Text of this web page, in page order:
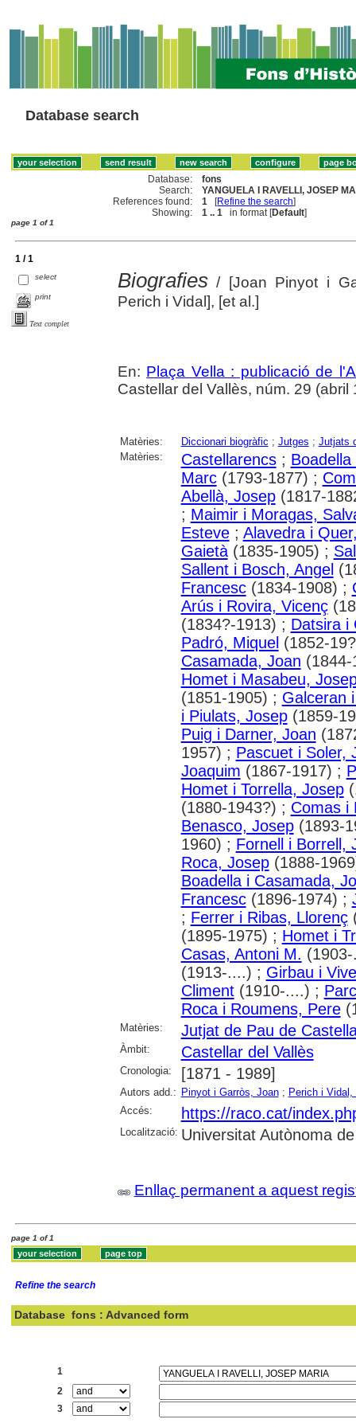
Database search
Database:
fons
Search:
YANGUELA I RAVELLI, JOSEP
References found:
1 [Refine the search]
Showing:
1 .. 1 in format [Default]
page 1 of 1
1 / 1
select
print
Text complet
Biografies/ [Joan Pinyot i
Perich i Vidal], [et al.]
En: Plaça Vella : publicació de
Castellar del Vallès, núm. 29 (abril
Matèries: Diccionari biogràfic ; Jutges ; Jutjats
Matèries:
Castellarencs;
Marc(1793-1877) ;
Abellà, Josep(1817-
; Maimir i Moragas,
Esteve; Alavedra i
Gaietà(1835-1905) ;
Sallent i Bosch, Angel
Francesc(1834-1908) ;
Arús i Rovira, Vicenç
(1834?-1913) ; Datsira i
Padró, Miquel (1852-
Casamada, Joan
Homet i Masabeu,
(1851-1905) ; Galceran
i Piulats, Josep(1859-
Puig i Darner, Joan
1957) ; Pascuet i Soler,
Joaquim (1867-1917) ;
Homet i Torrella, Josep
(1880-1943?) ; Comas i
Benasco, Josep(1893-
1960) ; Fornell i Borrell,
Roca, Josep(1888-
Boadella i Casamada,
Francesc(1896-1974) ;
; Ferrer i Ribas, Llorenç
(1895-1975) ; Homet i
Casas, Antoni M.
(1913-....) ; Girbau i
Climent(1910-....) ;
Roca i Roumens, Pere
Matèries: Jutjat de Pau de
Àmbit: Castellar del Vallès
Cronologia: [1871 - 1989]
Autors add.: Pinyot i Garròs, Joan; Perich i Vidal,
Accés:
https://raco.cat/
Localització: Universitat Autònoma
Enllaç permanent a aquest
page 1 of 1
Refine the search
Database fons : Advanced form
1
2
3